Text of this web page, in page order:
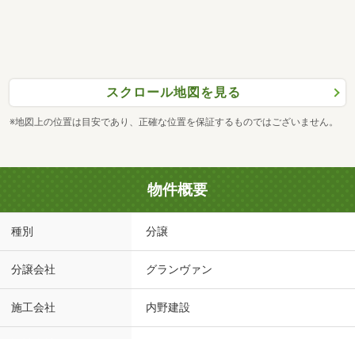
スクロール地図を見る
※地図上の位置は目安であり、正確な位置を保証するものではございません。
物件概要
種別 分譲
分譲会社 グランヴァン
施工会社 内野建設